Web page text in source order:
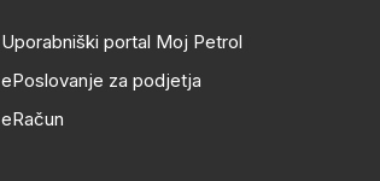
Uporabniški portal Moj Petrol
ePoslovanje za podjetja
eRačun